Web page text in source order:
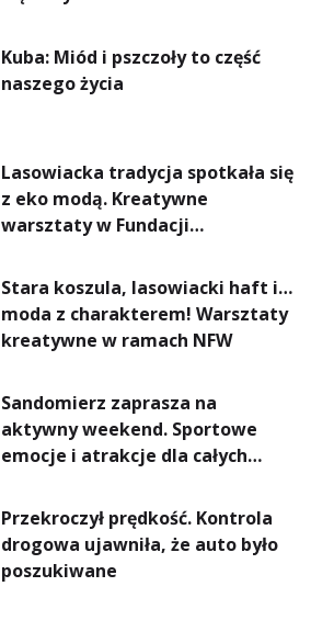
Kuba: Miód i pszczoły to część
naszego życia
Lasowiacka tradycja spotkała się
z eko modą. Kreatywne
warsztaty w Fundacji
Stara koszula, lasowiacki haft i…
moda z charakterem! Warsztaty
kreatywne w ramach NFW
Sandomierz zaprasza na
aktywny weekend. Sportowe
emocje i atrakcje dla całych
Przekroczył prędkość. Kontrola
drogowa ujawniła, że auto było
poszukiwane